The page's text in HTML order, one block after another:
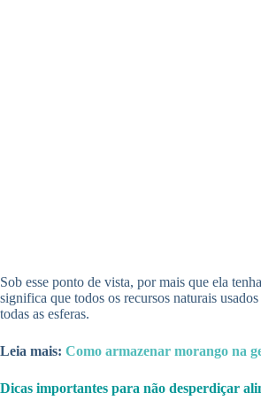
Sob esse ponto de vista, por mais que ela
significa que todos os recursos naturais
todas as esferas.
Leia mais: Como armazenar morango na
Dicas importantes para não desperdiçar